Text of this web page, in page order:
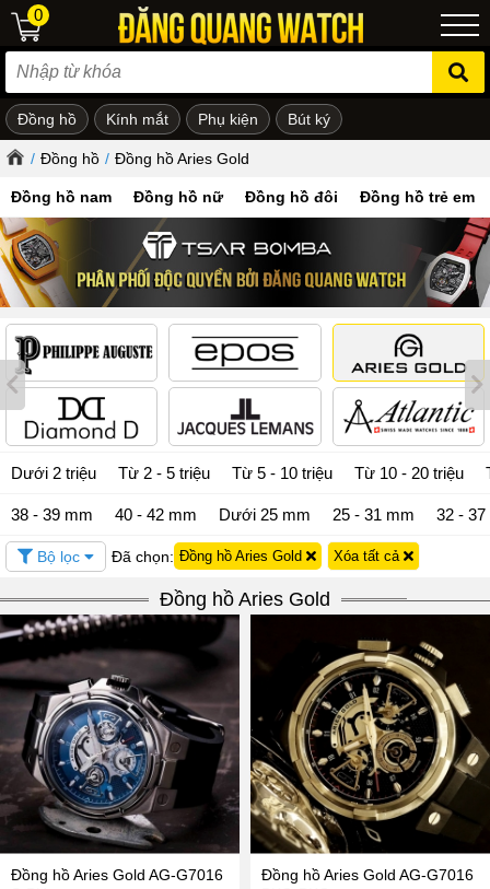
em
0
Đồng hồ Kính mắt Phụ kiện Bút ký
/ Đồng hồ / Đồng hồ Aries Gold
Đồng hồ nam Đồng hồ nữ Đồng hồ đôi Đồng hồ trẻ em
Dưới 2 triệu Từ 2 - 5 triệu Từ 5 - 10 triệu Từ 10 - 20 triệu
38 - 39 mm 40 - 42 mm Dưới 25 mm 25 - 31 mm 32 -
Bộ lọc Đã chọn: Đồng hồ Aries Gold Xóa tất cả
Đồng hồ Aries Gold
Đồng hồ Aries Gold AG-G7016
Đồng hồ Aries Gold AG-G7016